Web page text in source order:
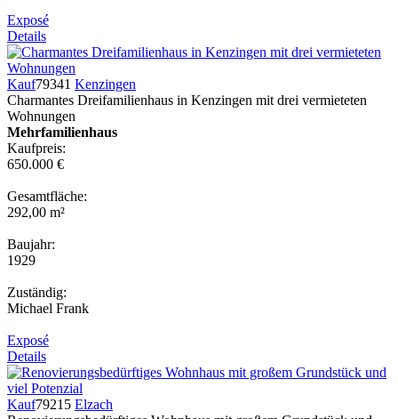
Exposé
Details
Kauf79341 Kenzingen
Charmantes Dreifamilienhaus in Kenzingen mit drei vermieteten
Wohnungen
Mehrfamilienhaus
Kaufpreis:
650.000 €
Gesamtfläche:
292,00 m²
Baujahr:
1929
Zuständig:
Michael Frank
Exposé
Details
Kauf79215 Elzach